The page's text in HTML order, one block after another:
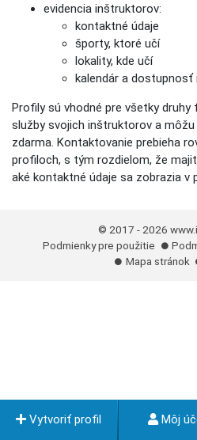
evidencia inštruktorov:
kontaktné údaje
športy, ktoré učí
lokality, kde učí
kalendár a
Profily sú vhodné pre všetky druhy
služby svojich inštruktorov a
zdarma. Kontaktovanie prebieha
profiloch, s tým rozdielom, že
aké kontaktné údaje sa zobrazia v
© 2017 - 2026
Podmienky pre použitie
Mapa stránok
Vytvoriť profil Môj